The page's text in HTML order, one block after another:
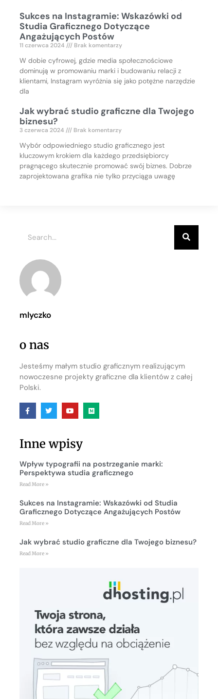
Sukces na Instagramie: Wskazówki od
Studia Graficznego Dotyczące
Angażujących Postów
11 czerwca 2024 Brak komentarzy
W dobie cyfrowej, gdzie media społecznościowe
dominują w promowaniu marki i budowaniu relacji z
klientami, Instagram wyróżnia się jako potężne narzędzie
dla
Jak wybrać studio graficzne dla Twojego
biznesu?
3 czerwca 2024 Brak komentarzy
Wybór odpowiedniego studio graficznego jest
kluczowym krokiem dla każdego przedsiębiorcy
pragnącego skutecznie promować swój biznes. Dobrze
zaprojektowana grafika nie tylko przyciąga uwagę
mlyczko
o nas
Jesteśmy małym studio graficznym realizującym
nowoczesne projekty graficzne dla klientów z całej
Polski.
Inne wpisy
Wpływ typografii na postrzeganie marki:
Perspektywa studia graficznego
Read More »
Sukces na Instagramie: Wskazówki od Studia
Graficznego Dotyczące Angażujących Postów
Read More »
Jak wybrać studio graficzne dla Twojego biznesu?
Read More »